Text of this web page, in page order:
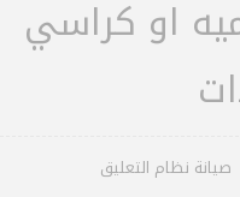
او كراسي
صيانة نظام التعليق